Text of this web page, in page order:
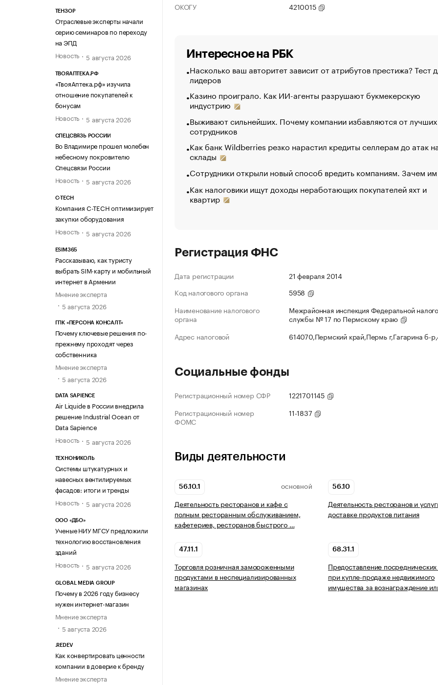
ТЕНЗОР
Отраслевые эксперты начали
серию семинаров по переходу
на ЭПД
Новость
5 августа 2026
ТВОЯАПТЕКА.РФ
«ТвояАптека.рф» изучила
отношение покупателей к
бонусам
Новость
5 августа 2026
СПЕЦСВЯЗЬ РОССИИ
Во Владимире прошел молебен
небесному покровителю
Спецсвязи России
Новость
5 августа 2026
C-TECH
Компания C-TECH оптимизирует
закупки оборудования
Новость
5 августа 2026
ESIM365
Рассказываю, как туристу
выбрать SIM-карту и мобильный
интернет в Армении
Мнение эксперта
5 августа 2026
ГПК «ПЕРСОНА КОНСАЛТ»
Почему ключевые решения по-
прежнему проходят через
собственника
Мнение эксперта
5 августа 2026
DATA SAPIENCE
Air Liquide в России внедрила
решение Industrial Ocean от
Data Sapience
Новость
5 августа 2026
ТЕХНОНИКОЛЬ
Системы штукатурных и
навесных вентилируемых
фасадов: итоги и тренды
Новость
5 августа 2026
ООО «ДБО»
Ученые НИУ МГСУ предложили
технологию восстановления
зданий
Новость
5 августа 2026
GLOBAL MEDIA GROUP
Почему в 2026 году бизнесу
нужен интернет-магазин
Мнение эксперта
5 августа 2026
.REDEV
Как конвертировать ценности
компании в доверие к бренду
Мнение эксперта
ОКОГУ
4210015
Интересное на РБК
Насколько ваш авторитет зависит от атрибутов престижа? Тест
лидеров
Казино проиграло. Как ИИ-агенты разрушают букмекерскую
индустрию
Выживают сильнейших. Почему компании избавляются от лучших
сотрудников
Как банк Wildberries резко нарастил кредиты селлерам до атак
склады
Сотрудники открыли новый способ вредить компаниям. Зачем
Как налоговики ищут доходы неработающих покупателей яхт и
квартир
Регистрация ФНС
Дата регистрации
21 февраля 2014
Код налогового органа
5958
Наименование налогового
органа
Межрайонная инспекция Федеральной
службы № 17 по Пермскому краю
Адрес налоговой
614070,Пермский край,Пермь г,Гагарина б-
Социальные фонды
Регистрационный номер СФР
1221701145
Регистрационный номер
ФОМС
11-1837
Виды деятельности
56.10.1 ОСНОВНОЙ
Деятельность ресторанов и кафе с
полным ресторанным обслуживанием,
кафетериев, ресторанов быстрого …
56.10
Деятельность ресторанов и
доставке продуктов питания
47.11.1
Торговля розничная замороженными
продуктами в неспециализированных
магазинах
68.31.1
Предоставление посреднических
при купле-продаже недвижимого
имущества за вознаграждение